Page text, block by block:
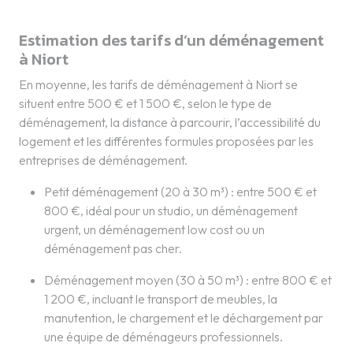
Estimation des tarifs d’un déménagement
à Niort
En moyenne, les tarifs de déménagement à Niort se
situent entre 500 € et 1 500 €, selon le type de
déménagement, la distance à parcourir, l’accessibilité du
logement et les différentes formules proposées par les
entreprises de déménagement.
Petit déménagement (20 à 30 m³) : entre 500 € et
800 €, idéal pour un studio, un déménagement
urgent, un déménagement low cost ou un
déménagement pas cher.
Déménagement moyen (30 à 50 m³) : entre 800 € et
1 200 €, incluant le transport de meubles, la
manutention, le chargement et le déchargement par
une équipe de déménageurs professionnels.